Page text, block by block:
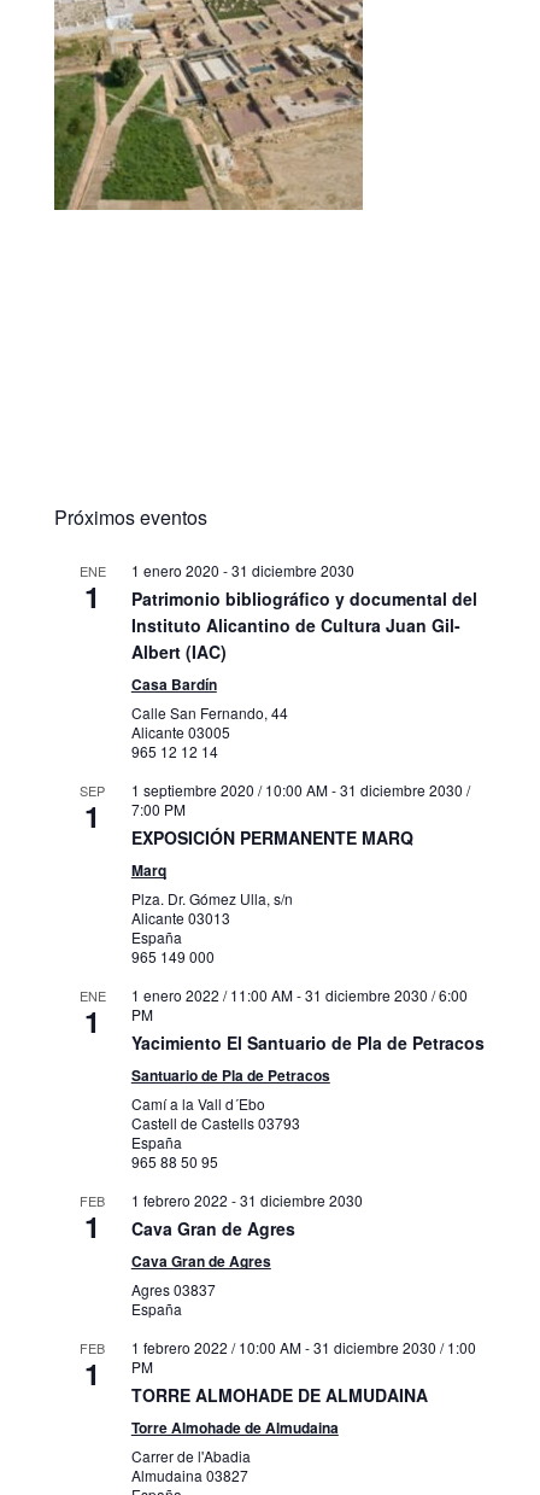
Próximos eventos
ENE
1
1 enero 2020 -31 diciembre 2030
Patrimonio bibliográfico y documental del
Instituto Alicantino de Cultura Juan Gil-
Albert (IAC)
Casa Bardín
Calle San Fernando, 44
Alicante 03005
965 12 12 14
SEP
1
1 septiembre 2020 / 10:00 AM-31 diciembre 2030 /
7:00 PM
EXPOSICIÓN PERMANENTE MARQ
Marq
Plza. Dr. Gómez Ulla, s/n
Alicante 03013
España
965 149 000
ENE
1
1 enero 2022 / 11:00 AM-31 diciembre 2030 / 6:00
PM
Yacimiento El Santuario de Pla de Petracos
Santuario de Pla de Petracos
Camí a la Vall d´Ebo
Castell de Castells03793
España
965 88 50 95
FEB
1
1 febrero 2022 -31 diciembre 2030
Cava Gran de Agres
Cava Gran de Agres
Agres03837
España
FEB
1
1 febrero 2022 / 10:00 AM-31 diciembre 2030 / 1:00
PM
TORRE ALMOHADE DE ALMUDAINA
Torre Almohade de Almudaina
Carrer de l'Abadia
Almudaina 03827